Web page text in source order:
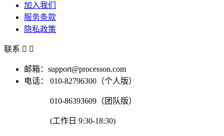
加入我们
服务条款
隐私政策
联系  
邮箱：support@processon.com
电话：
010-82796300（个人版）
010-86393609（团队版）
(工作日 9:30-18:30)